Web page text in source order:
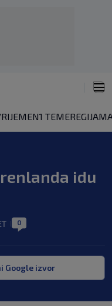
N1 TEMEREGIJA
idu
0
Google izvor